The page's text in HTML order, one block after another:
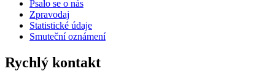
Psalo se o nás
Zpravodaj
Statistické údaje
Smuteční oznámení
Rychlý kontakt